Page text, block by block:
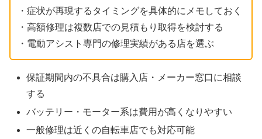
・症状が再現するタイミングを具体的にメモしておく
・高額修理は複数店での見積もり取得を検討する
・電動アシスト専門の修理実績がある店を選ぶ
保証期間内の不具合は購入店・メーカー窓口に相談
する
バッテリー・モーター系は費用が高くなりやすい
一般修理は近くの自転車店でも対応可能